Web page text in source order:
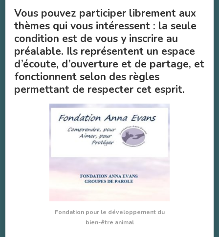
Vous pouvez participer librement aux
thèmes qui vous intéressent : la seule
condition est de vous y inscrire au
préalable. Ils représentent un espace
d’écoute, d’ouverture et de partage, et
fonctionnent selon des règles
permettant de respecter cet esprit.
Fondation pour le développement du
bien-être animal